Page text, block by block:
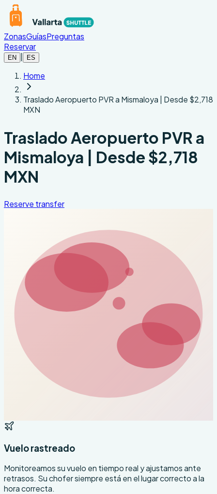
Ir al contenido principal
ZonasGuíasPreguntas
Reservar
EN ES
Home
Traslado Aeropuerto PVR a Mismaloya | Desde $2,718
MXN
Traslado Aeropuerto PVR a
Mismaloya | Desde $2,718
MXN
Reserve transfer
Vuelo rastreado
Monitoreamos su vuelo en tiempo real y ajustamos ante
retrasos. Su chofer siempre está en el lugar correcto a la
hora correcta.